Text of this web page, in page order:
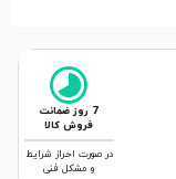
7 روز ضمانت
فروش کالا
در صورت احراز شرایط
و مشکل فنی